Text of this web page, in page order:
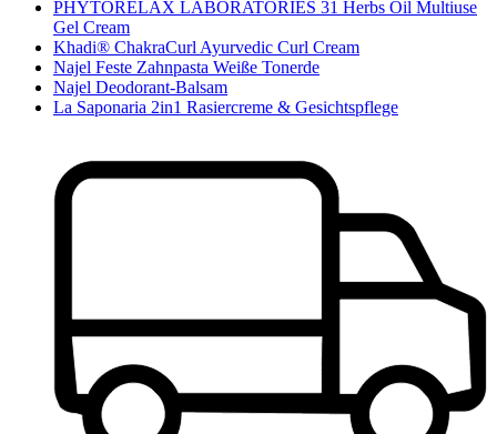
PHYTORELAX LABORATORIES 31 Herbs Oil Multiuse
Gel Cream
Khadi® ChakraCurl Ayurvedic Curl Cream
Najel Feste Zahnpasta Weiße Tonerde
Najel Deodorant-Balsam
La Saponaria 2in1 Rasiercreme & Gesichtspflege